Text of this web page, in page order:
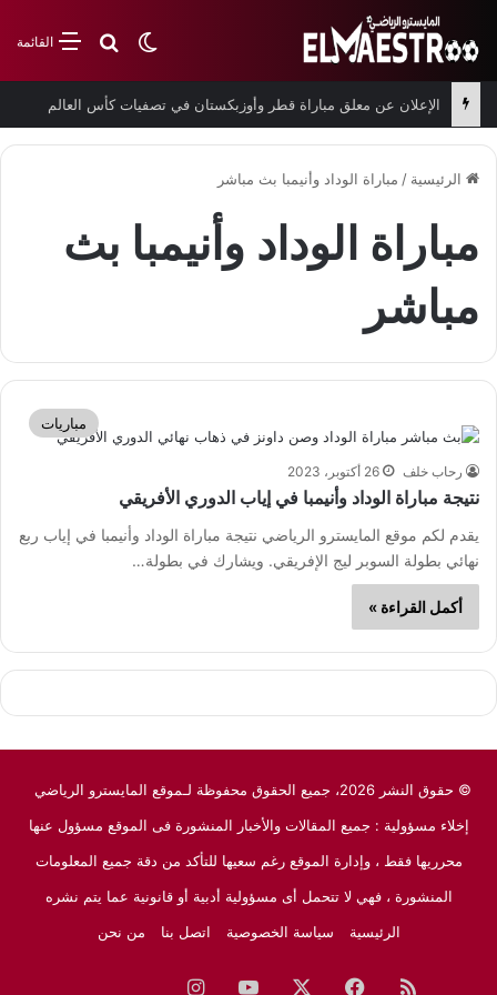
القائمةبحث عن
الوضع المظلم
الإعلان عن معلق مباراة قطر وأوزبكستان في تصفيات كأس العالم
الرئيسية / مباراة الوداد وأنيمبا بث مباشر
مباراة الوداد وأنيمبا بث
مباشر
مباريات
رحاب خلف 26 أكتوبر، 2023
نتيجة مباراة الوداد وأنيمبا في إياب الدوري الأفريقي
يقدم لكم موقع المايسترو الرياضي نتيجة مباراة الوداد وأنيمبا في إياب ربع
نهائي بطولة السوبر ليج الإفريقي. ويشارك في بطولة…
أكمل القراءة »
© حقوق النشر 2026، جميع الحقوق محفوظة لـموقع المايسترو الرياضي
إخلاء مسؤولية : جميع المقالات والأخبار المنشورة فى الموقع مسؤول عنها
محرريها فقط ، وإدارة الموقع رغم سعيها للتأكد من دقة جميع المعلومات
المنشورة ، فهي لا تتحمل أى مسؤولية أدبية أو قانونية عما يتم نشره
الرئيسية
سياسة الخصوصية اتصل بنا من نحن
ملخصفيسبوك ‫YouTubeانستقرام